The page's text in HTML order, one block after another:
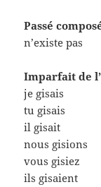
Passé
n’existe pas
Imparfait de
je gisais
tu gisais
il gisait
nous gisions
vous gisiez
ils gisaient